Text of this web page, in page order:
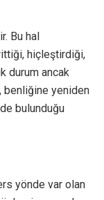
Bu hal
hiçleştirdiği,
durum ancak
benliğine yeniden
bulunduğu
yönde var olan